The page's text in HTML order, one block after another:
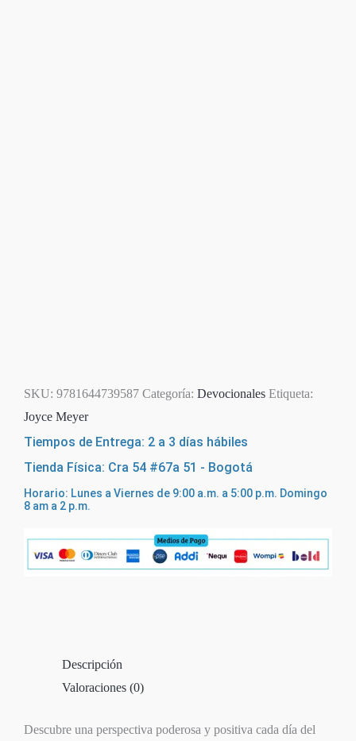
SKU: 9781644739587 Categoría: Devocionales Etiqueta:
Joyce Meyer
Tiempos de Entrega: 2 a 3 días hábiles
Tienda Física: Cra 54 #67a 51 - Bogotá
Horario: Lunes a Viernes de 9:00 a.m. a 5:00 p.m. Domingo
8 am a 2 p.m.
Descripción
Valoraciones (0)
Descubre una perspectiva poderosa y positiva cada día del